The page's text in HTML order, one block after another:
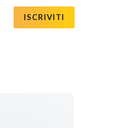
ISCRIVITI